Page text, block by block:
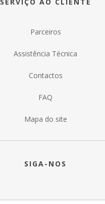
SERVIÇO AO CLIENTE
Parceiros
Assistência Técnica
Contactos
FAQ
Mapa do site
SIGA-NOS